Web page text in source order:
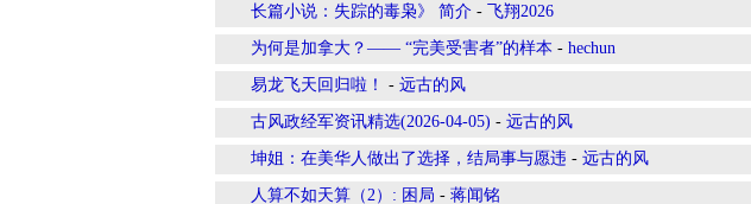
长篇小说：失踪的毒枭》 简介 - 飞翔2026
为何是加拿大？—— “完美受害者”的样本 - hechun
易龙飞天回归啦！ - 远古的风
古风政经军资讯精选(2026-04-05) - 远古的风
坤姐：在美华人做出了选择，结局事与愿违 - 远古的风
人算不如天算（2）: 困局 - 蒋闻铭